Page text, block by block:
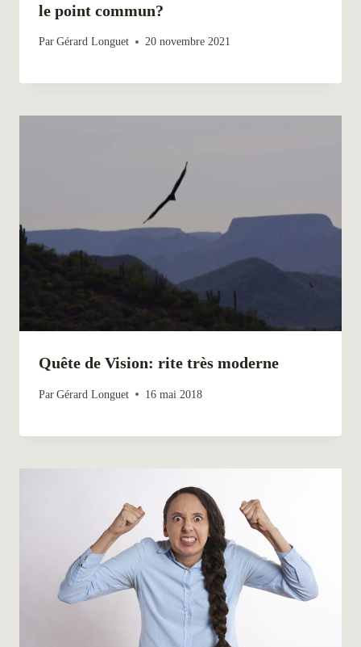
le point commun?
Par Gérard Longuet 20 novembre 2021
Quête de Vision: rite très moderne
Par Gérard Longuet 16 mai 2018